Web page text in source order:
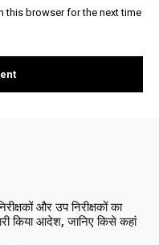
this browser for the next time
और उप निरीक्षकों का
किया आदेश, जानिए किसे कहां